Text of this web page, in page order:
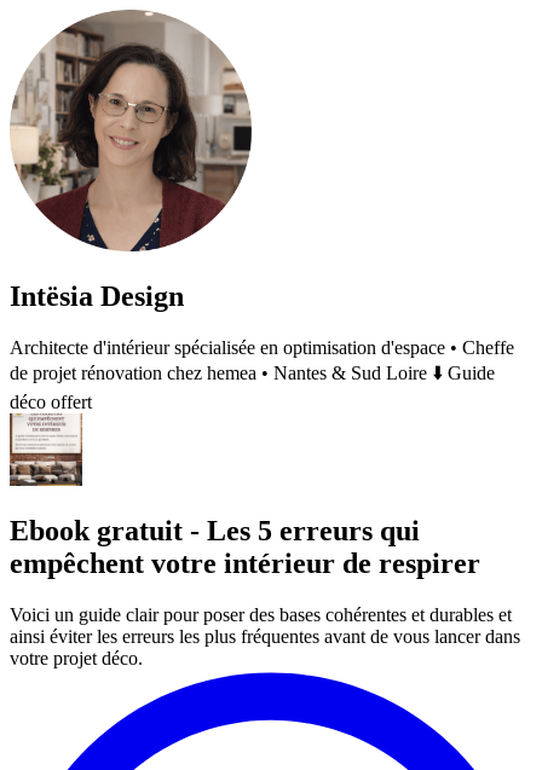
Intësia Design
Architecte d'intérieur spécialisée en optimisation d'espace • Cheffe
de projet rénovation chez hemea • Nantes & Sud Loire ⬇️ Guide
déco offert
Ebook gratuit - Les 5 erreurs qui
empêchent votre intérieur de respirer
Voici un guide clair pour poser des bases cohérentes et durables et
ainsi éviter les erreurs les plus fréquentes avant de vous lancer dans
votre projet déco.